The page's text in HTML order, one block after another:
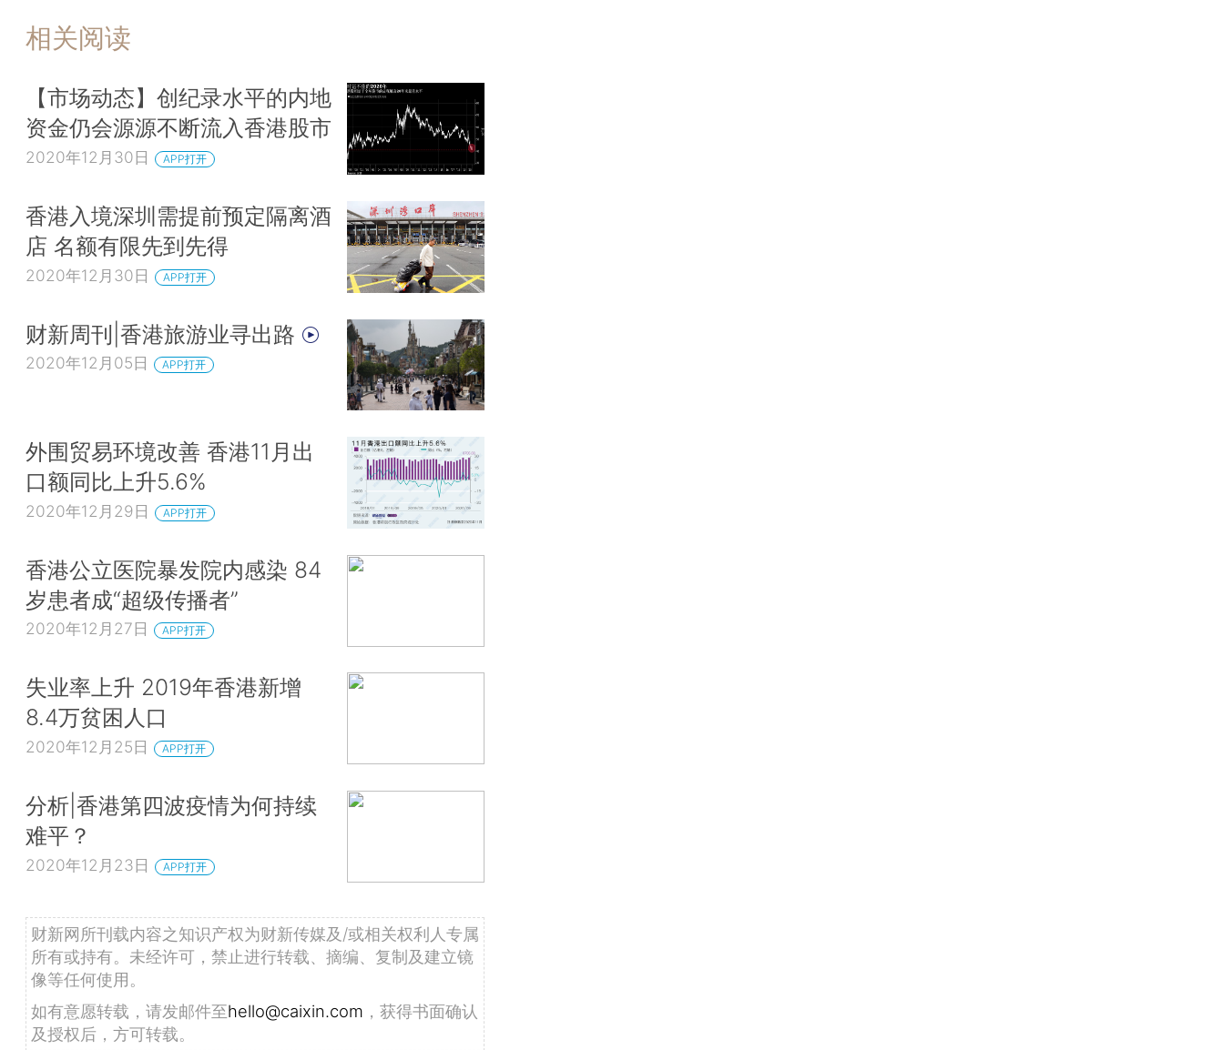
相关阅读
【市场动态】创纪录水平的内地
资金仍会源源不断流入香港股市
2020年12月30日 APP打开
香港入境深圳需提前预定隔离酒
店 名额有限先到先得
2020年12月30日 APP打开
财新周刊|香港旅游业寻出路
2020年12月05日 APP打开
外围贸易环境改善 香港11月出
口额同比上升5.6%
2020年12月29日 APP打开
香港公立医院暴发院内感染 84
岁患者成“超级传播者”
2020年12月27日 APP打开
失业率上升 2019年香港新增
8.4万贫困人口
2020年12月25日 APP打开
分析|香港第四波疫情为何持续
难平？
2020年12月23日 APP打开
财新网所刊载内容之知识产权为财新传媒及/或相关权利人专属
所有或持有。未经许可，禁止进行转载、摘编、复制及建立镜
像等任何使用。
如有意愿转载，请发邮件至hello@caixin.com ，获得书面确认
及授权后，方可转载。